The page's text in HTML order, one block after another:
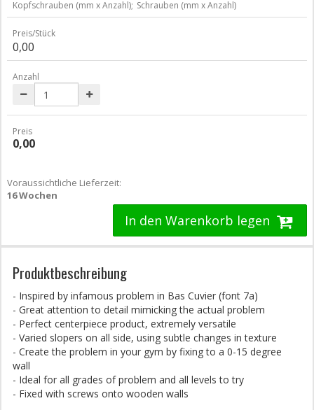
Kopfschrauben (mm x Anzahl); Schrauben (mm x Anzahl)
Preis/Stück
0,00
Anzahl
Preis
0,00
Voraussichtliche Lieferzeit:
16 Wochen
In den Warenkorb legen
Produktbeschreibung
- Inspired by infamous problem in Bas Cuvier (font 7a)
- Great attention to detail mimicking the actual problem
- Perfect centerpiece product, extremely versatile
- Varied slopers on all side, using subtle changes in texture
- Create the problem in your gym by fixing to a 0-15 degree
wall
- Ideal for all grades of problem and all levels to try
- Fixed with screws onto wooden walls